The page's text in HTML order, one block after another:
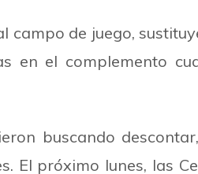
de juego,
en el complemento
buscando
El próximo lunes, las